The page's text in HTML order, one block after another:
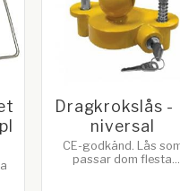
Dragkrokslås -
niversal
CE-godkänd. Lås
passar dom flesta